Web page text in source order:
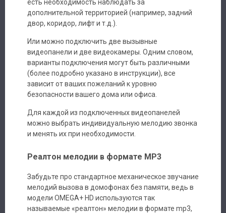
Авторизация
Каталог
Производители
Доставка
Контакты
есть необходимость наблюдать за
дополнительной территорией (например, задний
двор, коридор, лифт и т.д.).
Или можно подключить две вызывные
видеопанели и две видеокамеры. Одним словом,
варианты подключения могут быть различными
(более подробно указано в инструкции), все
зависит от ваших пожеланий к уровню
безопасности вашего дома или офиса.
Для каждой из подключенных видеопанелей
можно выбрать индивидуальную мелодию звонка
и менять их при необходимости.
Реалтон мелодии в формате MP3
Забудьте про стандартное механическое звучание
мелодий вызова в домофонах без памяти, ведь в
модели OMEGA+ HD используются так
называемые «реалтон» мелодии в формате mp3,